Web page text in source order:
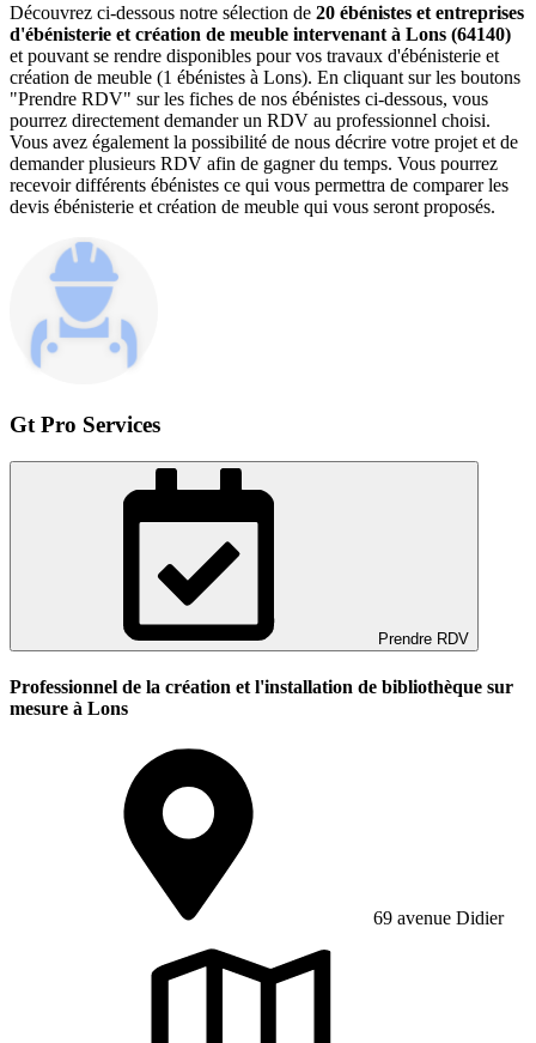
Découvrez ci-dessous notre sélection de 20 ébénistes et entreprises
d'ébénisterie et création de meuble intervenant à Lons (64140)
et pouvant se rendre disponibles pour vos travaux d'ébénisterie et
création de meuble (1 ébénistes à Lons). En cliquant sur les boutons
"Prendre RDV" sur les fiches de nos ébénistes ci-dessous, vous
pourrez directement demander un RDV au professionnel choisi.
Vous avez également la possibilité de nous décrire votre projet et de
demander plusieurs RDV afin de gagner du temps. Vous pourrez
recevoir différents ébénistes ce qui vous permettra de comparer les
devis ébénisterie et création de meuble qui vous seront proposés.
Gt Pro Services
Prendre RDV
Professionnel de la création et l'installation de bibliothèque sur
mesure à Lons
69 avenue Didier